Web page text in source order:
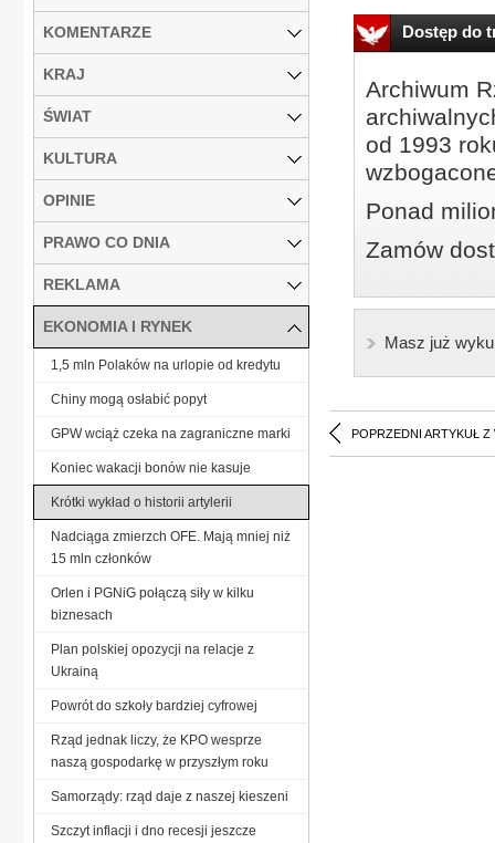
Dostęp do
Archiwum
od 1993
Ponad
Zamów
Masz już
POPRZEDNI ARTYKUŁ Z
KOMENTARZE
KRAJ
ŚWIAT
KULTURA
OPINIE
PRAWO CO DNIA
REKLAMA
EKONOMIA I RYNEK
1,5 mln Polaków na urlopie od kredytu
Chiny mogą osłabić popyt
GPW wciąż czeka na zagraniczne marki
Koniec wakacji bonów nie kasuje
Krótki wykład o historii artylerii
Nadciąga zmierzch OFE. Mają mniej niż
15 mln członków
Orlen i PGNiG połączą siły w kilku
biznesach
Plan polskiej opozycji na relacje z
Ukrainą
Powrót do szkoły bardziej cyfrowej
Rząd jednak liczy, że KPO wesprze
naszą gospodarkę w przyszłym roku
Samorządy: rząd daje z naszej kieszeni
Szczyt inflacji i dno recesji jeszcze